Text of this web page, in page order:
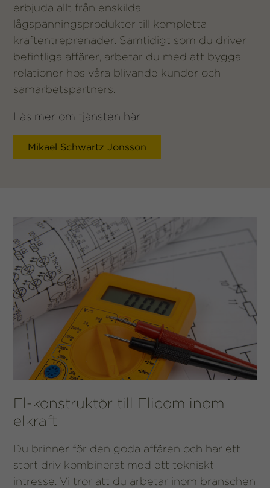
erbjuda allt från enskilda
lågspänningsprodukter till kompletta
kraftentreprenader. Samtidigt som du driver
befintliga affärer, arbetar du med att bygga
relationer hos våra blivande kunder och
samarbetspartners.
Läs mer om tjänsten här
Mikael Schwartz Jonsson
El-konstruktör till Elicom inom
elkraft
Du brinner för den goda affären och har ett
stort driv kombinerat med ett tekniskt
intresse. Vi tror att du arbetar inom branschen